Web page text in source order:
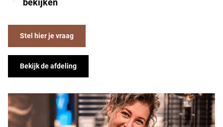
bekijken
Stel hier je vraag
Bekijk de afdeling